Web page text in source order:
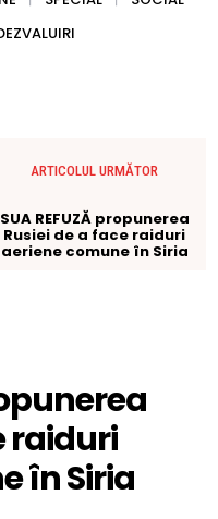
ARTICOLUL URMĂTOR
SUA REFUZĂ propunerea
Rusiei de a face raiduri
aeriene comune în Siria